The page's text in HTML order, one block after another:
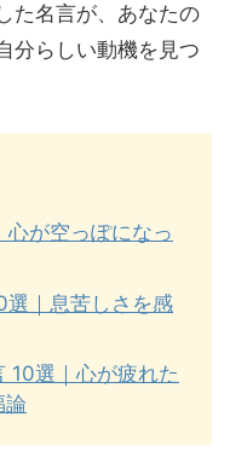
た名言が、あなたの
分らしい動機を見つ
が空っぽになっ
選｜息苦しさを感
10選｜心が疲れた
論